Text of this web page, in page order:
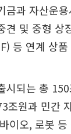
금과 자산운
견 및 중형 상
등 연계 상
시되는 총
조원과 민간
이오, 로봇